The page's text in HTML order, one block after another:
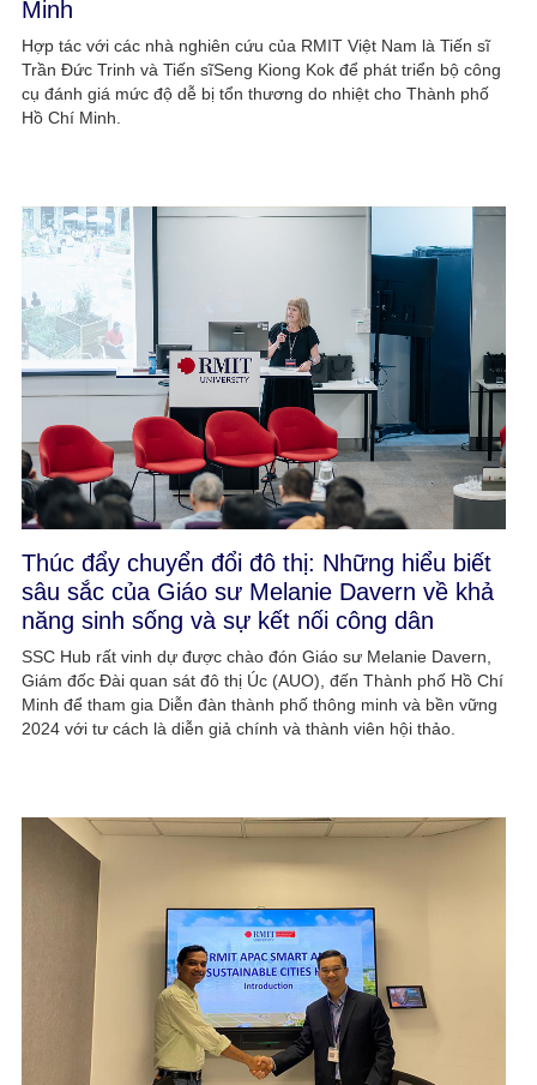
Minh
Hợp tác với các nhà nghiên cứu của RMIT Việt Nam là Tiến sĩ
Trần Đức Trinh và Tiến sĩSeng Kiong Kok để phát triển bộ công
cụ đánh giá mức độ dễ bị tổn thương do nhiệt cho Thành phố
Hồ Chí Minh.​
Thúc đẩy chuyển đổi đô thị: Những hiểu biết
sâu sắc của Giáo sư Melanie Davern về khả
năng sinh sống và sự kết nối công dân​
SSC Hub rất vinh dự được chào đón Giáo sư Melanie Davern,
Giám đốc Đài quan sát đô thị Úc (AUO), đến Thành phố Hồ Chí
Minh để tham gia Diễn đàn thành phố thông minh và bền vững
2024 với tư cách là diễn giả chính và thành viên hội thảo.